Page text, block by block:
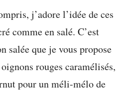
j’adore l’idée de ces
comme en salé. C’est
salée que je vous propose
rouges caramélisés,
pour un méli-mélo de